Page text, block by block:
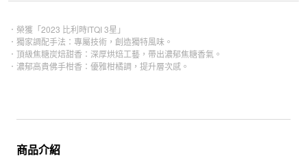
．榮獲「2023 比利時ITQI 3星」
．獨家調配手法：專屬技術，創造獨特風味。
．頂級焦糖炭焙甜香：深厚烘焙工藝，帶出濃郁焦糖香氣。
．濃郁高貴佛手柑香：優雅柑橘調，提升層次感。
商品介紹